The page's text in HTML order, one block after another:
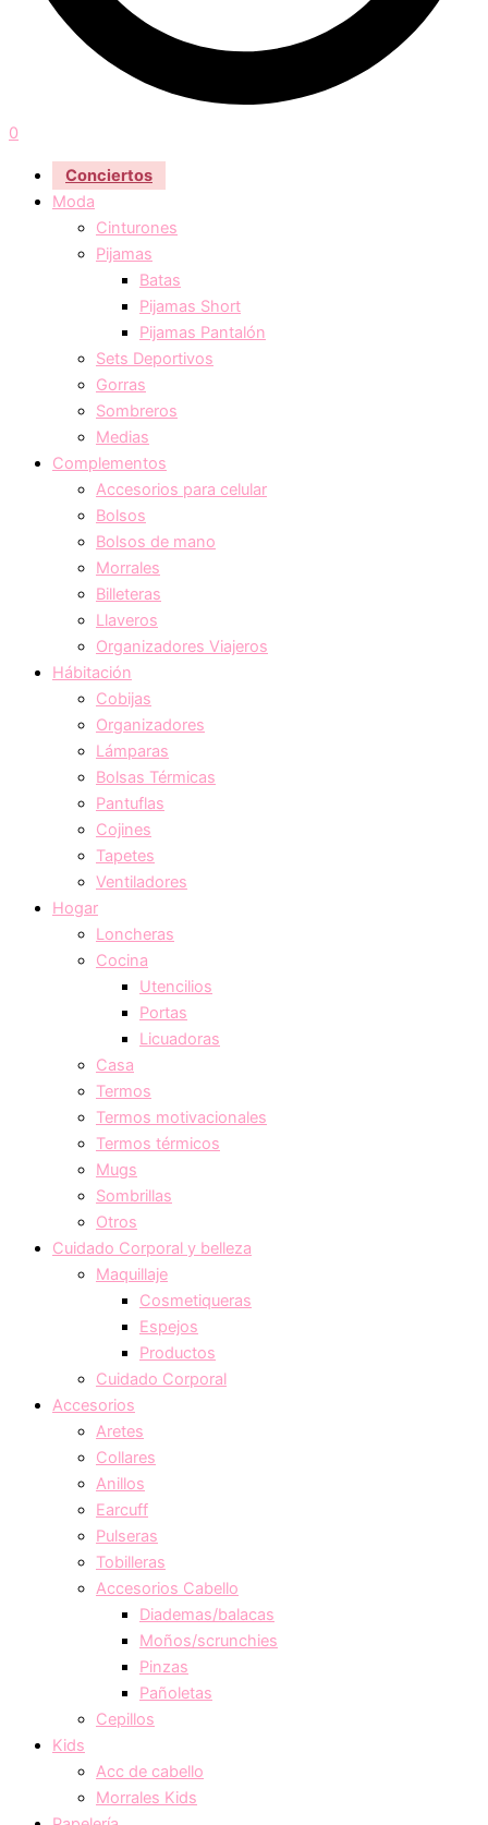
0
Conciertos
Moda
Cinturones
Pijamas
Batas
Pijamas Short
Pijamas Pantalón
Sets Deportivos
Gorras
Sombreros
Medias
Complementos
Accesorios para celular
Bolsos
Bolsos de mano
Morrales
Billeteras
Llaveros
Organizadores Viajeros
Hábitación
Cobijas
Organizadores
Lámparas
Bolsas Térmicas
Pantuflas
Cojines
Tapetes
Ventiladores
Hogar
Loncheras
Cocina
Utencilios
Portas
Licuadoras
Casa
Termos
Termos motivacionales
Termos térmicos
Mugs
Sombrillas
Otros
Cuidado Corporal y belleza
Maquillaje
Cosmetiqueras
Espejos
Productos
Cuidado Corporal
Accesorios
Aretes
Collares
Anillos
Earcuff
Pulseras
Tobilleras
Accesorios Cabello
Diademas/balacas
Moños/scrunchies
Pinzas
Pañoletas
Cepillos
Kids
Acc de cabello
Morrales Kids